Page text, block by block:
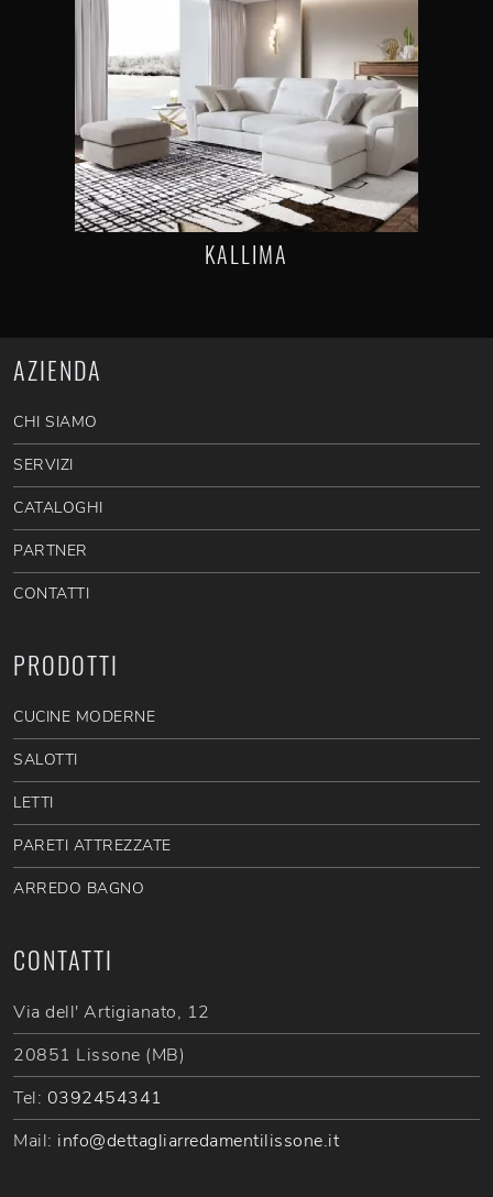
KALLIMA
AZIENDA
CHI SIAMO
SERVIZI
CATALOGHI
PARTNER
CONTATTI
PRODOTTI
CUCINE MODERNE
SALOTTI
LETTI
PARETI ATTREZZATE
ARREDO BAGNO
CONTATTI
Via dell' Artigianato, 12
20851 Lissone (MB)
Tel: 0392454341
Mail: info@dettagliarredamentilissone.it